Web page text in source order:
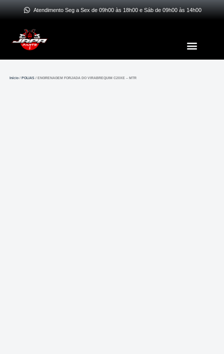
Ir
conteúdo
Atendimento Seg a Sex de 09h00 às 18h00 e Sáb de 09h00 às 14h00
Menu
Início /POLIAS / ENGRENAGEM FORJADA DO VIRABREQUIM C20XE – MTR